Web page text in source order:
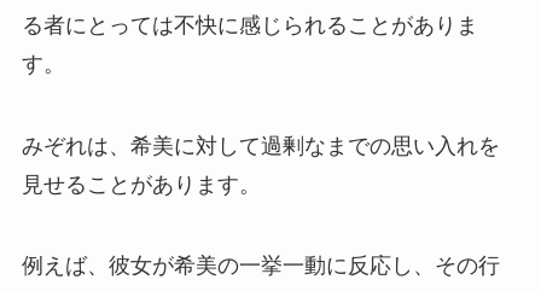
る者にとっては不快に感じられることがありま
す。
みぞれは、希美に対して過剰なまでの思い入れを
見せることがあります。
例えば、彼女が希美の一挙一動に反応し、その行